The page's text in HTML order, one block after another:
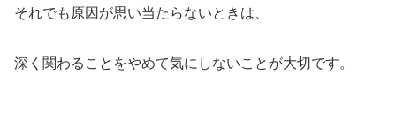
それでも原因が思い当たらないときは、
深く関わることをやめて気にしないことが大切です。